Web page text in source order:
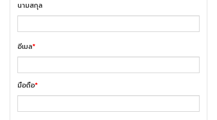
นามสกุล
อีเมล*
มือถือ*